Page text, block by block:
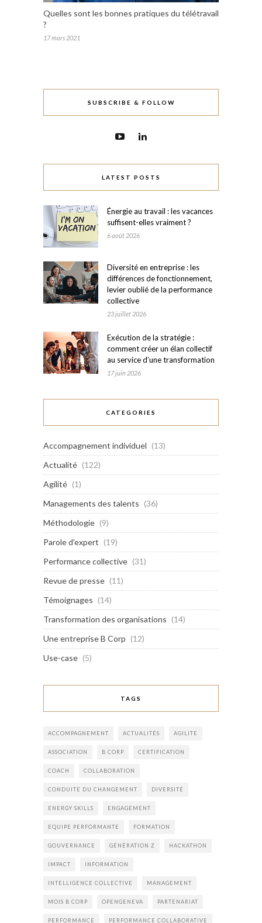
Quelles sont les bonnes pratiques du télétravail
?
17 mars 2021
SUBSCRIBE & FOLLOW
LATEST POSTS
Énergie au travail : les vacances
suffisent-elles vraiment ?
6 août 2026
Diversité en entreprise : les
différences de fonctionnement,
levier oublié de la performance
collective
23 juillet 2026
Exécution de la stratégie :
comment créer un élan collectif
au service d’une transformation
17 juin 2026
CATEGORIES
Accompagnement individuel (13)
Actualité (122)
Agilité (1)
Managements des talents (36)
Méthodologie (9)
Parole d'expert (19)
Performance collective (31)
Revue de presse (11)
Témoignages (14)
Transformation des organisations (14)
Une entreprise B Corp (12)
Use-case (5)
TAGS
ACCOMPAGNEMENT ACTUALITÉS AGILITE
ASSOCIATION B CORP CERTIFICATION
COACH COLLABORATION
CONDUITE DU CHANGEMENT DIVERSITÉ
ENERGY SKILLS ENGAGEMENT
EQUIPE PERFORMANTE FORMATION
GOUVERNANCE GÉNÉRATION Z HACKATHON
IMPACT INFORMATION
INTELLIGENCE COLLECTIVE MANAGEMENT
MOIS B CORP OPENGENEVA PARTENARIAT
PERFORMANCE PERFORMANCE COLLABORATIVE